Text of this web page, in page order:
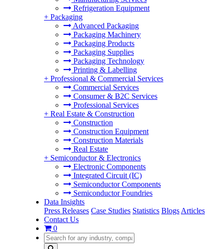
Refrigeration Equipment
+ Packaging
Advanced Packaging
Packaging Machinery
Packaging Products
Packaging Supplies
Packaging Technology
Printing & Labelling
+ Professional & Commercial Services
Commercial Services
Consumer & B2C Services
Professional Services
+ Real Estate & Construction
Construction
Construction Equipment
Construction Materials
Real Estate
+ Semiconductor & Electronics
Electronic Components
Integrated Circuit (IC)
Semiconductor Components
Semiconductor Foundries
Data Insights
Press Releases Case Studies Statistics Blogs Articles
Contact Us
0